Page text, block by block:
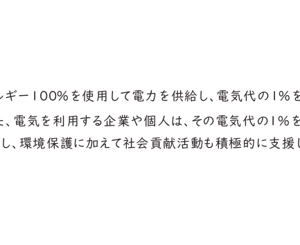
ー100％を使用して電力を供給し、電気代の1％を
電気を利用する企業や個人は、その電気代の1
、環境保護に加えて社会貢献活動も積極的に支援し